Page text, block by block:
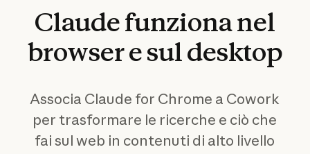
Claudefunzionanel
browseresuldesktop
Associa Claude for Chrome a Cowork
per trasformare le ricerche e ciò che
fai sul web in contenuti di alto livello